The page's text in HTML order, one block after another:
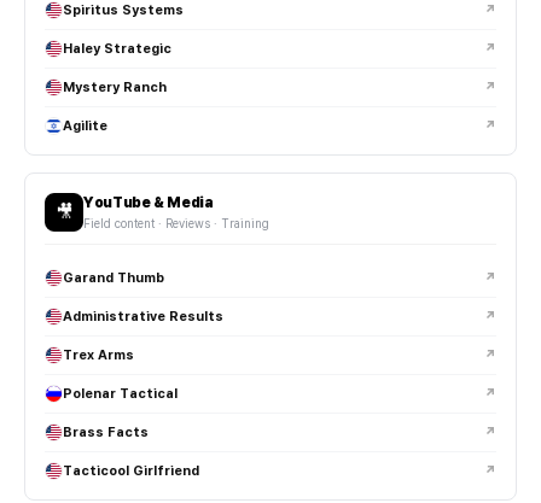
Spiritus Systems ↗
Haley Strategic ↗
Mystery Ranch ↗
Agilite ↗
🎥 YouTube & Media
Field content · Reviews · Training
Garand Thumb ↗
Administrative Results ↗
Trex Arms ↗
Polenar Tactical ↗
Brass Facts ↗
Tacticool Girlfriend ↗